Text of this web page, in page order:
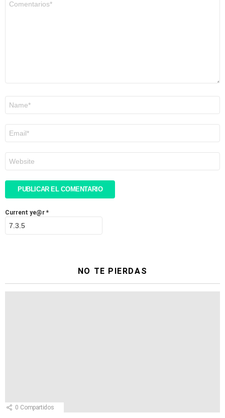
electrónico
*
Current ye@r *
NO TE PIERDAS
0 Compartidos